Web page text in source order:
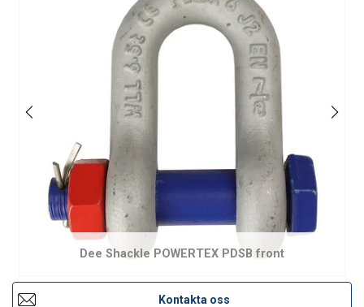
Dee Shackle POWERTEX PDSB front
Kontakta oss